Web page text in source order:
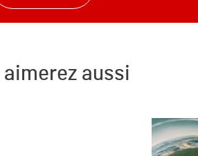
aimerez aussi